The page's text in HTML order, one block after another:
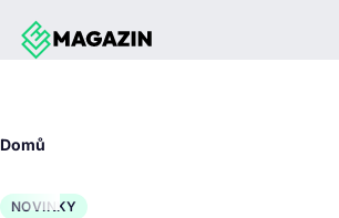
Přejít k hlavnímu obsahu
Domů
NOVINKY